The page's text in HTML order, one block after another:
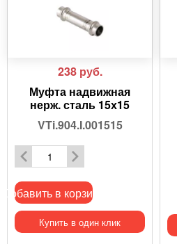
238 руб.
Муфта надвижная
нерж. сталь 15х15
VTi.904.I.001515
Добавить в корзину
Купить в один клик